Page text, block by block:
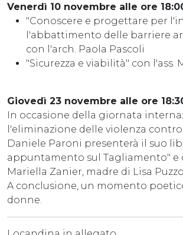
Venerdì 10 novembre alle ore
"Conoscere e progettare per
l'abbattimento delle barriere
con l'arch. Paola Pascoli
"Sicurezza e viabilità" con l'ass.
Giovedì 23 novembre alle ore
In occasione della giornata
l'eliminazione delle violenza contro
Daniele Paroni presenterà il suo
appuntamento sul Tagliamento" e
Mariella Zanier, madre di Lisa
A conclusione, un momento
donne.